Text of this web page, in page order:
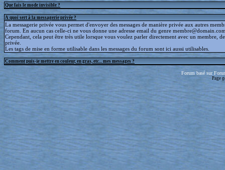
Que fais le mode invisible ?
A quoi sert à la messagerie privée ?
La messagerie privée vous permet d'envoyer des messages de manière privée aux autres
forum. En aucun cas celle-ci ne vous donne une adresse email du genre
Cependant, cela peut être très utile lorsque vous voulez parler directement avec un membre,
privée.
Les tags de mise en forme utilisable dans les messages du forum sont ici aussi utilisables.
Comment puis-je mettre en couleur, en gras, etc... mes messages ?
Forum basé sur
Page